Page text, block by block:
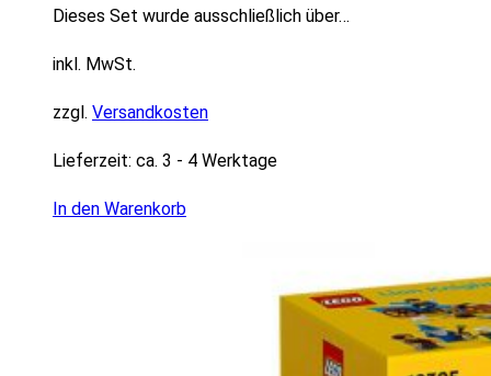
Dieses Set wurde ausschließlich über…
inkl. MwSt.
zzgl. Versandkosten
Lieferzeit: ca. 3 - 4 Werktage
In den Warenkorb